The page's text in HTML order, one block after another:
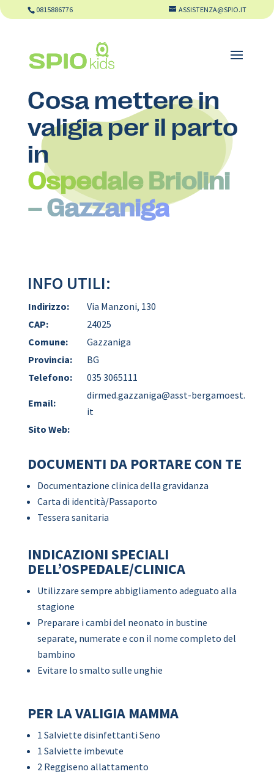
0815886776 ASSISTENZA@SPIO.IT
Cosa mettere in
valigia per il parto
in
Ospedale Briolini
– Gazzaniga
INFO UTILI:
Indirizzo:
Via Manzoni, 130
CAP:
24025
Comune:
Gazzaniga
Provincia:
BG
Telefono:
035 3065111
Email:
dirmed.gazzaniga@asst-bergamoest.
it
Sito Web:
DOCUMENTI DA PORTARE CON TE
Documentazione clinica della gravidanza
Carta di identità/Passaporto
Tessera sanitaria
INDICAZIONI SPECIALI
DELL’OSPEDALE/CLINICA
Utilizzare sempre abbigliamento adeguato alla
stagione
Preparare i cambi del neonato in bustine
separate, numerate e con il nome completo del
bambino
Evitare lo smalto sulle unghie
PER LA VALIGIA MAMMA
1 Salviette disinfettanti Seno
1 Salviette imbevute
2 Reggiseno allattamento